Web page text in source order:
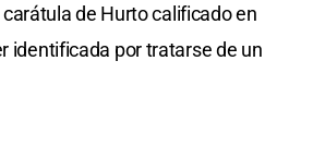
de Hurto calificado en
identificada por tratarse de un